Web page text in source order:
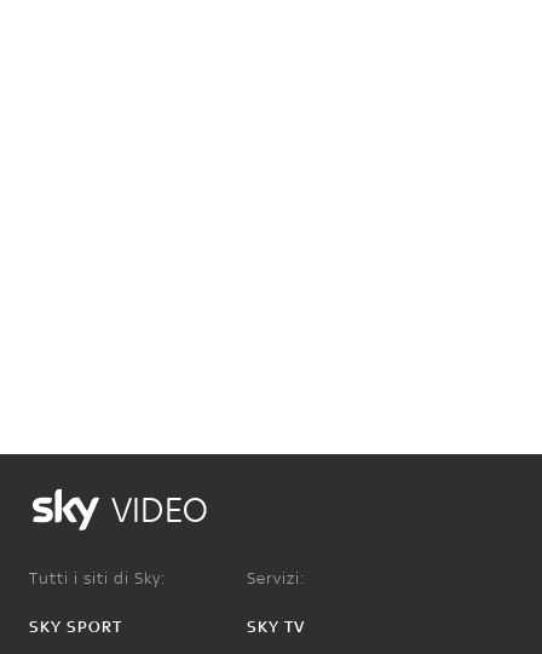
VIDEO
Tutti i siti di Sky:
SKY SPORT
Servizi:
SKY TV